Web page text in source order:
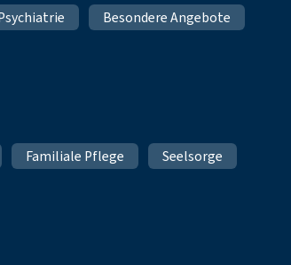
Besondere Angebote
Familiale Pflege
Seelsorge